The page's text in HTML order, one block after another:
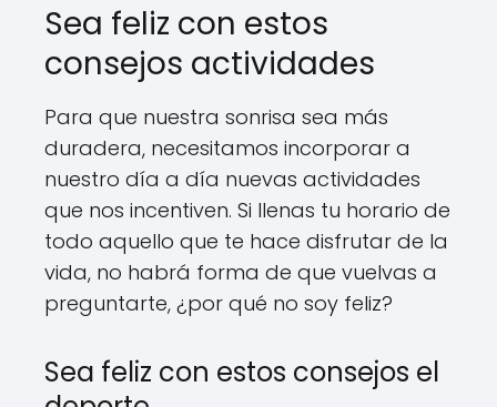
Sea feliz con estos
consejos actividades
Para que nuestra sonrisa sea más
duradera, necesitamos incorporar a
nuestro día a día nuevas actividades
que nos incentiven. Si llenas tu horario de
todo aquello que te hace disfrutar de la
vida, no habrá forma de que vuelvas a
preguntarte, ¿por qué no soy feliz?
Sea feliz con estos consejos el